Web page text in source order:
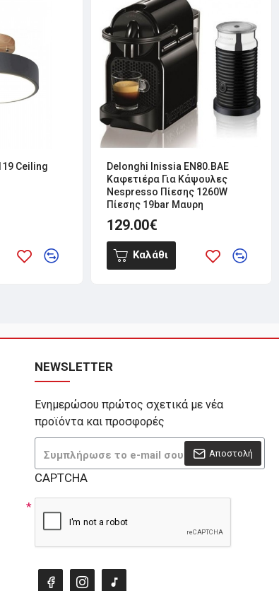
Ceiling
Delonghi Inissia EN80.BAE
Καφετιέρα Για Κάψουλες
Nespresso Πίεσης 1260W
Πίεσης 19bar Μαυρη
129.00€
Καλάθι
NEWSLETTER
Ενημερώσου πρώτος σχετικά με νέα
προϊόντα και προσφορές
Αποστολή
CAPTCHA